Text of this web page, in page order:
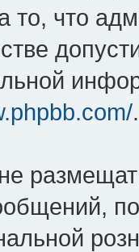
то, что
.